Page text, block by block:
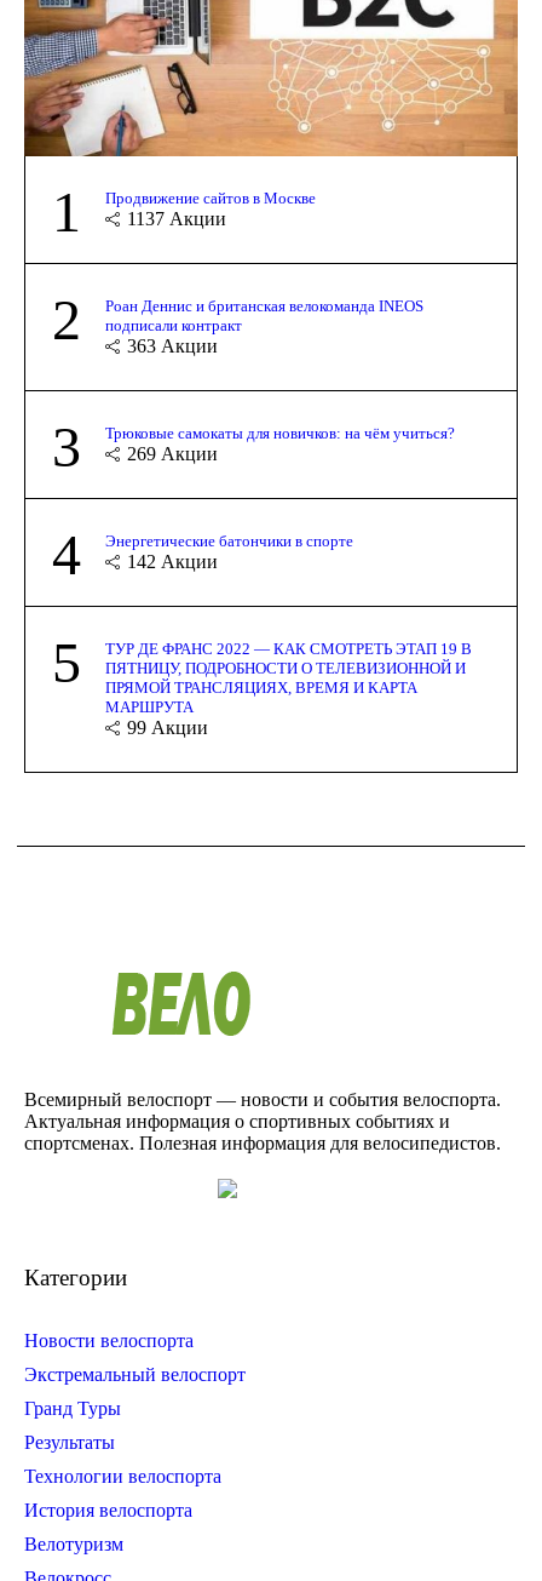
1 Продвижение сайтов в Москве
1137 Акции
2
Роан Деннис и британская велокоманда INEOS
подписали контракт
363 Акции
3 Трюковые самокаты для новичков: на чём учиться?
269 Акции
4 Энергетические батончики в спорте
142 Акции
5
ТУР ДЕ ФРАНС 2022 — КАК СМОТРЕТЬ ЭТАП 19 В
ПЯТНИЦУ, ПОДРОБНОСТИ О ТЕЛЕВИЗИОННОЙ И
ПРЯМОЙ ТРАНСЛЯЦИЯХ, ВРЕМЯ И КАРТА
МАРШРУТА
99 Акции
Всемирный велоспорт — новости и события велоспорта.
Актуальная информация о спортивных событиях и
спортсменах. Полезная информация для велосипедистов.
Категории
Новости велоспорта
Экстремальный велоспорт
Гранд Туры
Результаты
Технологии велоспорта
История велоспорта
Велотуризм